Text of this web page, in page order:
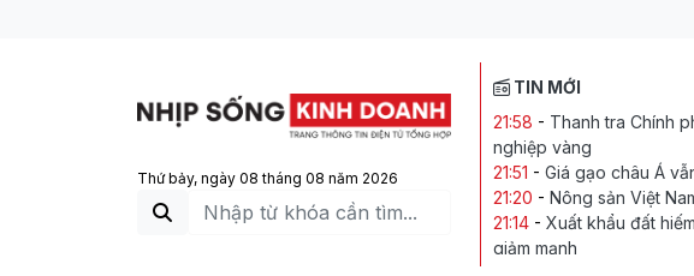
Thứ bảy, ngày 08 tháng 08 năm 2026
TIN MỚI
21:58 - Thanh tra Chính
nghiệp vàng
21:51 - Giá gạo châu Á
21:20 - Nông sản Việt
21:14 - Xuất khẩu đất
giảm mạnh